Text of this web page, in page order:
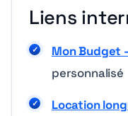
Liens
Mon Budget
personnalisé
Location